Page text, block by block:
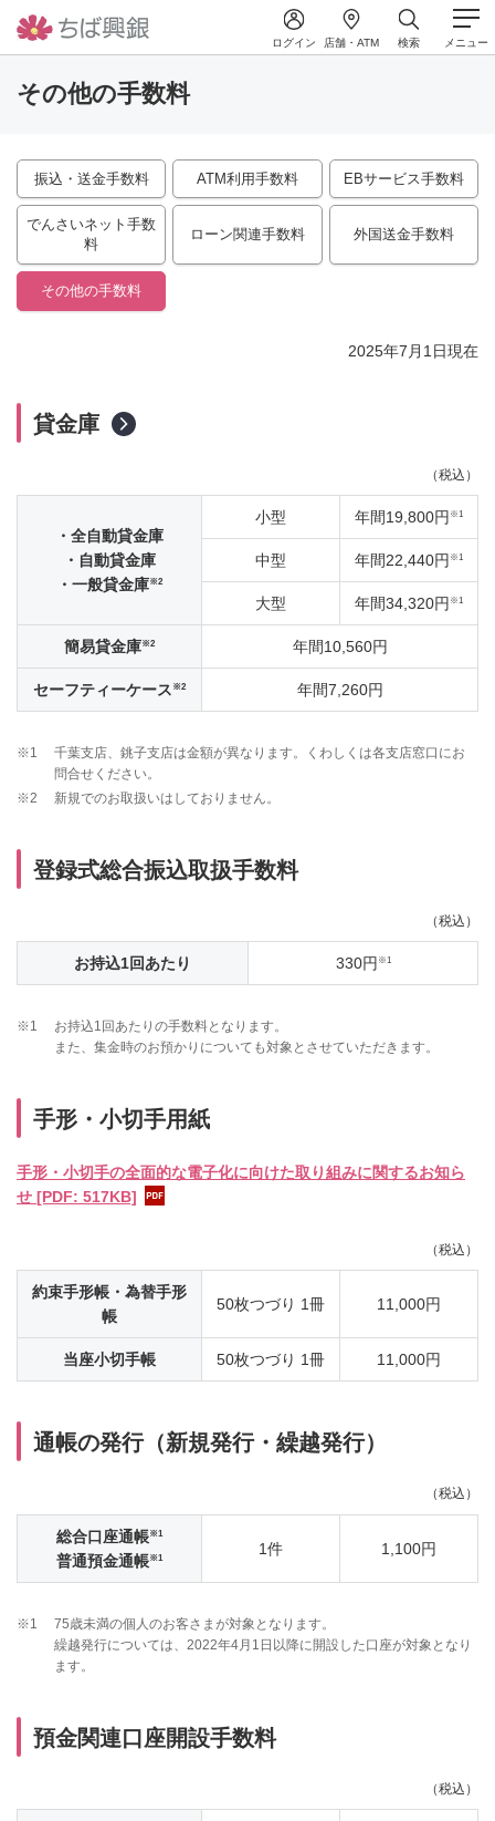
ログイン 店舗・ATM 検索 メニュー
その他の手数料
振込・送金手数料 ATM利用手数料 EBサービス手数料
でんさいネット手数
料
ローン関連手数料 外国送金手数料
その他の手数料
2025年7月1日現在
貸金庫
（税込）
・全自動貸金庫
・自動貸金庫
・一般貸金庫※2
小型 年間19,800円 ※1
中型 年間22,440円 ※1
大型 年間34,320円 ※1
簡易貸金庫※2 年間10,560円
セーフティーケース ※2 年間7,260円
※1
千葉支店、銚子支店は金額が異なります。くわしくは各支店窓口にお
問合せください。
※2
新規でのお取扱いはしておりません。
登録式総合振込取扱手数料
（税込）
お持込1回あたり 330円 ※1
※1
お持込1回あたりの手数料となります。
また、集金時のお預かりについても対象とさせていただきます。
手形・小切手用紙
手形・小切手の全面的な電子化に向けた取り組みに関するお知ら
せ [PDF: 517KB]
（税込）
約束手形帳・為替手形
帳
50枚つづり 1冊 11,000円
当座小切手帳 50枚つづり 1冊 11,000円
通帳の発行（新規発行・繰越発行）
（税込）
総合口座通帳※1
普通預金通帳※1 1件 1,100円
※1
75歳未満の個人のお客さまが対象となります。
繰越発行については、2022年4月1日以降に開設した口座が対象となり
ます。
預金関連口座開設手数料
（税込）